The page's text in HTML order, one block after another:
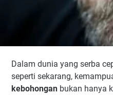
Dalam dunia yang serba
seperti sekarang,
kebohongan bukan hanya